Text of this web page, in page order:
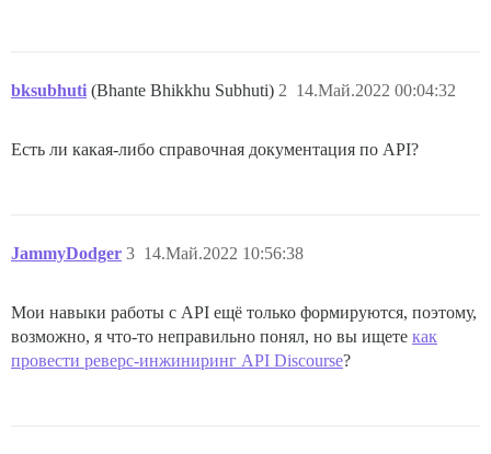
	//var Nigahita = (DPR_prefs['nigahita']?'Ṁ':'Ṃ');
	var Nigahita = 'Ṃ';
}
bksubhuti (Bhante Bhikkhu Subhuti) 14.Май.2022 00:04:32
2
Есть ли какая-либо справочная документация по API?
JammyDodger 14.Май.2022 10:56:38
3
Мои навыки работы с API ещё только формируются, поэтому,
возможно, я что-то неправильно понял, но вы ищете как
провести реверс-инжиниринг API Discourse?